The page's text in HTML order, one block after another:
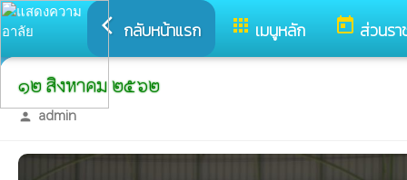
arrow_back_ios กลับหน้าแรก apps เมนูหลัก today ส่วนรา
๑๒ สิงหาคม ๒๕๖๒
person admin